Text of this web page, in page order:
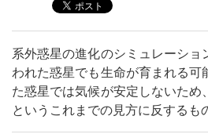
系外惑星の進化のシミュレーシ
われた惑星でも生命が育まれる可
た惑星では気候が安定しないため
というこれまでの見方に反するも